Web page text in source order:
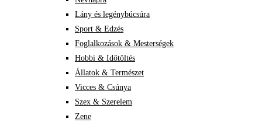
Lány és legénybúcsúra
Sport & Edzés
Foglalkozások & Mesterségek
Hobbi & Időtöltés
Állatok & Természet
Vicces & Csúnya
Szex & Szerelem
Zene